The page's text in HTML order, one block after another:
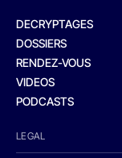
DECRYPTAGES
DOSSIERS
RENDEZ-VOUS
VIDEOS
PODCASTS
LEGAL